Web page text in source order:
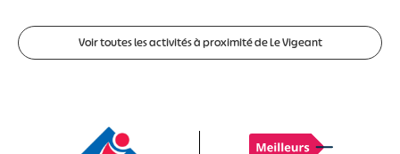
Voir toutes les activités à proximité de Le Vigeant